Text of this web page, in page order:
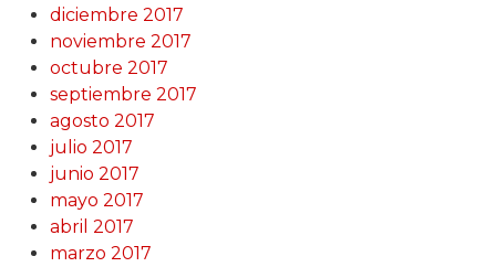
diciembre 2017
noviembre 2017
octubre 2017
septiembre 2017
agosto 2017
julio 2017
junio 2017
mayo 2017
abril 2017
marzo 2017